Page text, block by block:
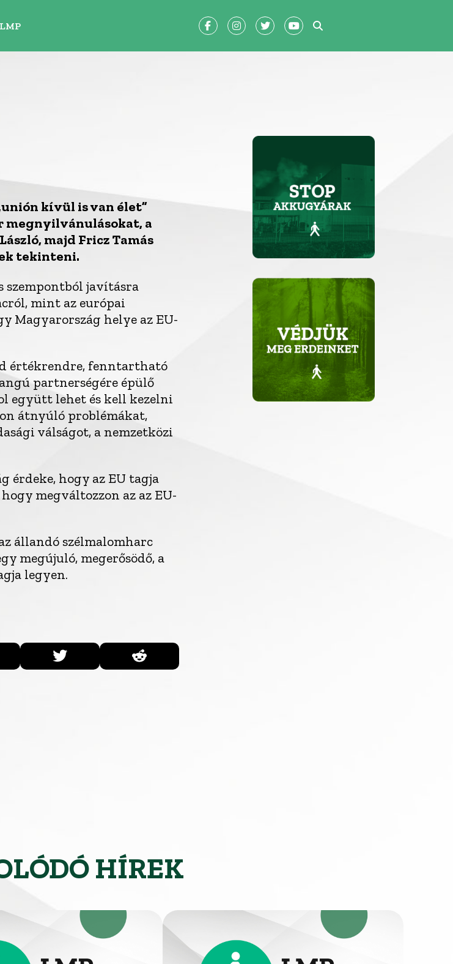
kívül is van élet”
megnyilvánulásokat, a
majd Fricz Tamás
tekinteni.
szempontból javításra
mint az európai
Magyarország helye az EU-
értékrendre, fenntartható
partnerségére épülő
együtt lehet és kell kezelni
átnyúló problémákat,
válságot, a nemzetközi
érdeke, hogy az EU tagja
megváltozzon az az EU-
állandó szélmalomharc
megújuló, megerősödő, a
legyen.
HÍREK